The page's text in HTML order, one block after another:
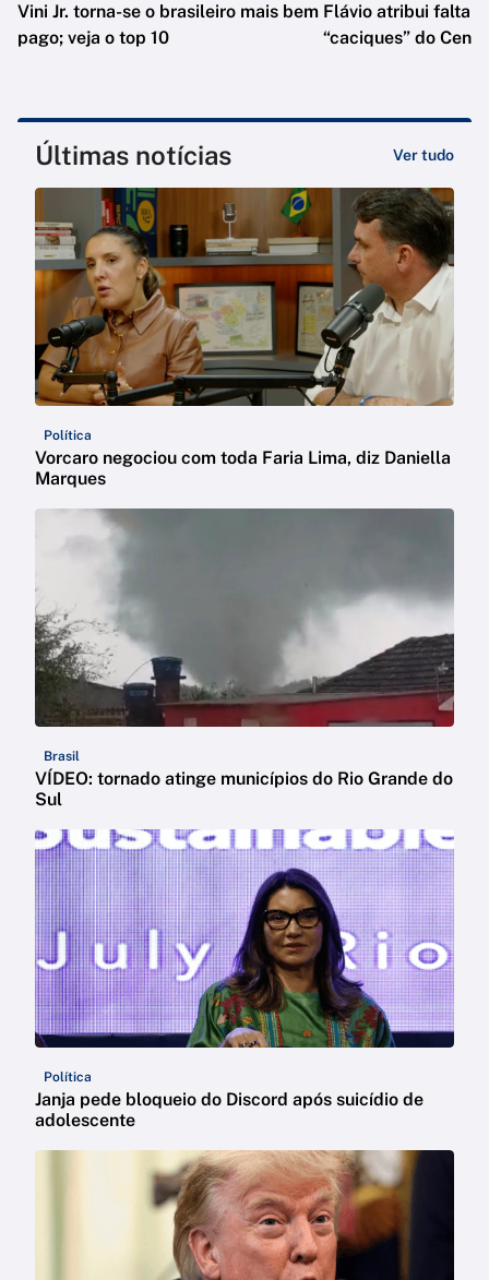
Vini Jr. torna-se o brasileiro mais bem
pago; veja o top 10
Flávio atribui falta
“caciques” do
Últimas notícias Ver tudo
Política
Vorcaro negociou com toda Faria Lima, diz Daniella
Marques
Brasil
VÍDEO: tornado atinge municípios do Rio Grande do
Sul
Política
Janja pede bloqueio do Discord após suicídio de
adolescente